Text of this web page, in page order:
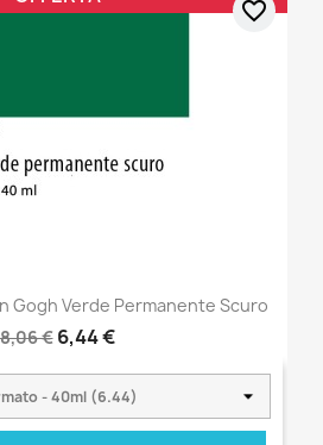
Gogh Verde Permanente Scuro
8,06 € 6,44 €
favorite_border